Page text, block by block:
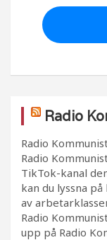
Radio
Radio
Radio
TikTok-kanal
kan du lyssna
av
Radio
upp på Radio